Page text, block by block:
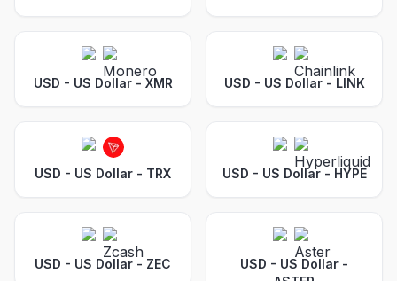
USD - US Dollar- XMR USD - US Dollar- LINK
USD - US Dollar - TRX USD - US Dollar- HYPE
USD - US Dollar - ZEC USD - US Dollar -